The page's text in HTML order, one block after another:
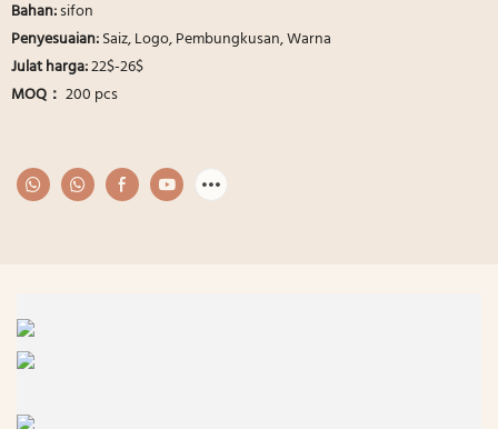
Bahan:sifon
Penyesuaian:Saiz, Logo, Pembungkusan, Warna
Julat harga:22$-26$
MOQ： 200 pcs